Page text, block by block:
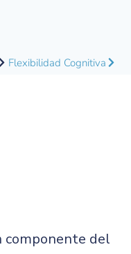
Flexibilidad Cognitiva
componente del